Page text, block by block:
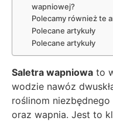
wapniowej?
Polecamy również te
Polecane artykuły
Polecane artykuły
Saletra wapniowa to
wodzie nawóz
roślinom
oraz wapnia. Jest to